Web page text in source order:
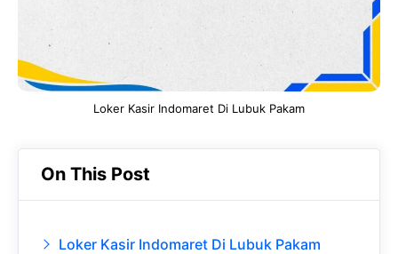
Loker Kasir Indomaret Di Lubuk Pakam
On This Post
Loker Kasir Indomaret Di Lubuk Pakam